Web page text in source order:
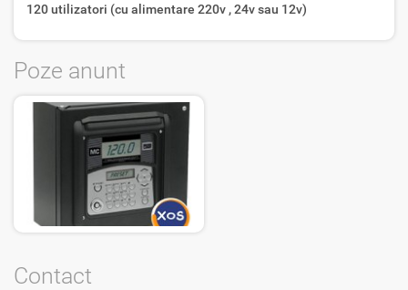
120 utilizatori (cu alimentare 220v , 24v sau 12v)
Poze anunt
Contact